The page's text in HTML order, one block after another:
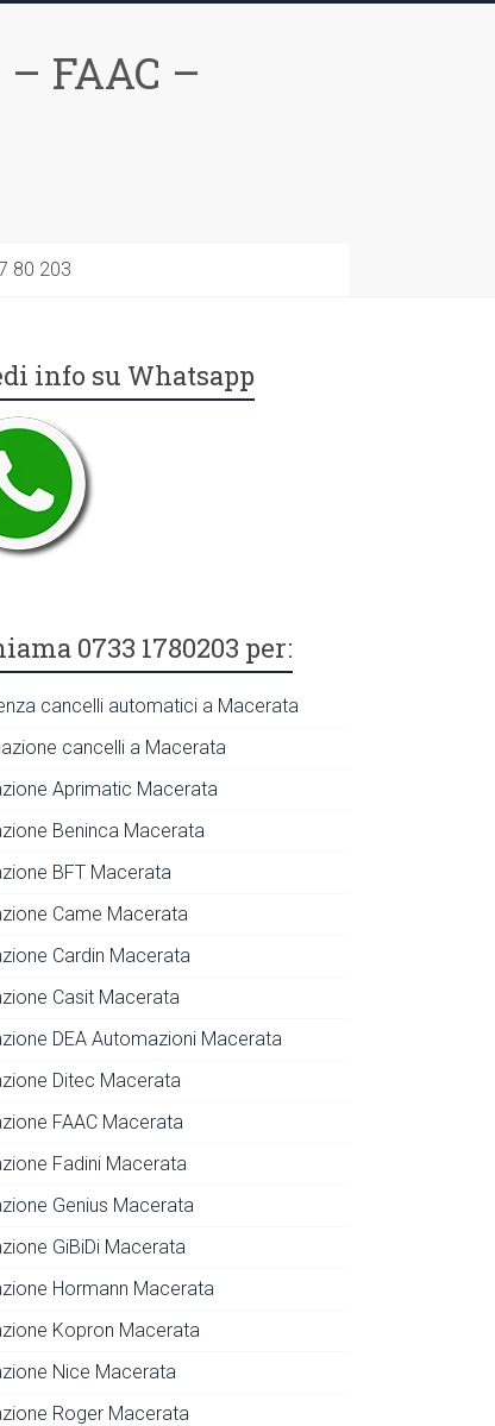
FAAC –
80 203
info su Whatsapp
0733 1780203 per:
cancelli automatici a Macerata
cancelli a Macerata
Aprimatic Macerata
Beninca Macerata
BFT Macerata
Came Macerata
Cardin Macerata
Casit Macerata
DEA Automazioni Macerata
Ditec Macerata
FAAC Macerata
Fadini Macerata
Genius Macerata
GiBiDi Macerata
Hormann Macerata
Kopron Macerata
Nice Macerata
Roger Macerata